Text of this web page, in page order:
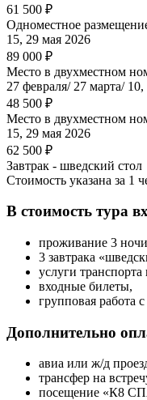
61 500 ₽
Одноместное
15, 29 мая 2026
89 000 ₽
Место в двухместном
27 февраля/ 27 марта/
48 500 ₽
Место в двухместном
15, 29 мая 2026
62 500 ₽
Завтрак - шведский стол
Стоимость указана за 1
В стоимость тура
проживание 3 ночи
3 завтрака
услуги транспорта
входные билеты,
групповая работа
Дополнительно
авиа или ж/д
трансфер на
посещение «К8